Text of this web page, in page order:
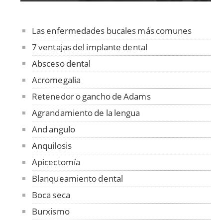
Las enfermedades bucales más comunes
7 ventajas del implante dental
Absceso dental
Acromegalia
Retenedor o gancho de Adams
Agrandamiento de la lengua
And angulo
Anquilosis
Apicectomía
Blanqueamiento dental
Boca seca
Burxismo